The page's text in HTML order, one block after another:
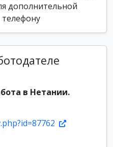
дополнительной
в Нетании.